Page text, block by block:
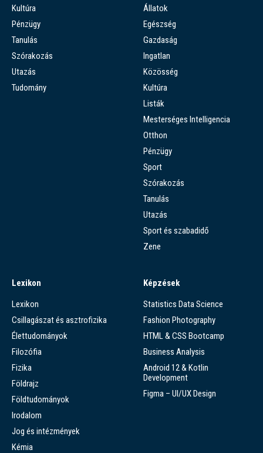
Kultúra
Pénzügy
Tanulás
Szórakozás
Utazás
Tudomány
Állatok
Egészség
Gazdaság
Ingatlan
Közösség
Kultúra
Listák
Mesterséges Intelligencia
Otthon
Pénzügy
Sport
Szórakozás
Tanulás
Utazás
Sport és szabadidő
Zene
Lexikon
Lexikon
Csillagászat és asztrofizika
Élettudományok
Filozófia
Fizika
Földrajz
Földtudományok
Irodalom
Jog és intézmények
Kémia
Képzések
Statistics Data Science
Fashion Photography
HTML & CSS Bootcamp
Business Analysis
Android 12 & Kotlin
Development
Figma – UI/UX Design